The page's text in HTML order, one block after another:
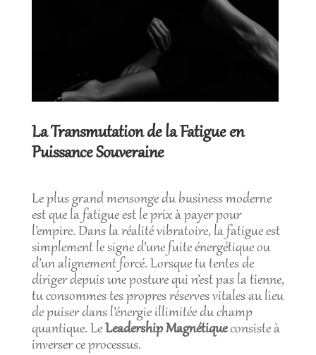
La Transmutation de la Fatigue en
Puissance Souveraine
Le plus grand mensonge du business moderne
est que la fatigue est le prix à payer pour
l’empire. Dans la réalité vibratoire, la fatigue est
simplement le signe d’une fuite énergétique ou
d’un alignement forcé. Lorsque tu tentes de
diriger depuis une posture qui n’est pas la tienne,
tu consommes tes propres réserves vitales au lieu
de puiser dans l’énergie illimitée du champ
quantique. LeLeadership Magnétiqueconsiste à
inverser ce processus.